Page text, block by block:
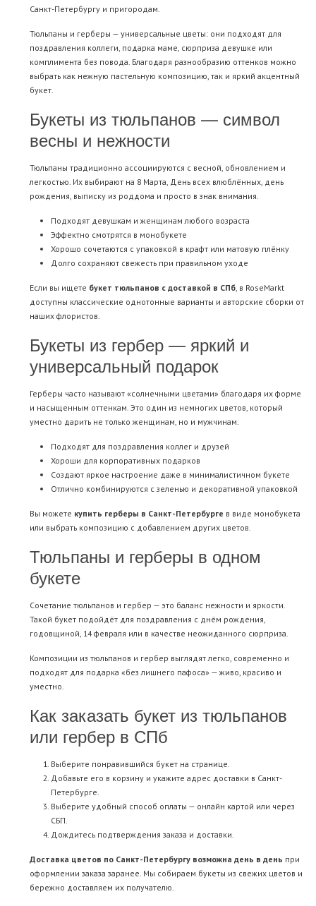
Санкт-Петербургу и пригородам.
Тюльпаны и герберы — универсальные цветы: они подходят для
поздравления коллеги, подарка маме, сюрприза девушке или
комплимента без повода. Благодаря разнообразию оттенков можно
выбрать как нежную пастельную композицию, так и яркий акцентный
букет.
Букеты из тюльпанов — символ
весны и нежности
Тюльпаны традиционно ассоциируются с весной, обновлением и
легкостью. Их выбирают на 8 Марта, День всех влюблённых, день
рождения, выписку из роддома и просто в знак внимания.
Подходят девушкам и женщинам любого возраста
Эффектно смотрятся в монобукете
Хорошо сочетаются с упаковкой в крафт или матовую плёнку
Долго сохраняют свежесть при правильном уходе
Если вы ищете букет тюльпанов с доставкой в СПб, в RoseMarkt
доступны классические однотонные варианты и авторские сборки от
наших флористов.
Букеты из гербер — яркий и
универсальный подарок
Герберы часто называют «солнечными цветами» благодаря их форме
и насыщенным оттенкам. Это один из немногих цветов, который
уместно дарить не только женщинам, но и мужчинам.
Подходят для поздравления коллег и друзей
Хороши для корпоративных подарков
Создают яркое настроение даже в минималистичном букете
Отлично комбинируются с зеленью и декоративной упаковкой
Вы можете купить герберы в Санкт-Петербурге в виде монобукета
или выбрать композицию с добавлением других цветов.
Тюльпаны и герберы в одном
букете
Сочетание тюльпанов и гербер — это баланс нежности и яркости.
Такой букет подойдёт для поздравления с днём рождения,
годовщиной, 14 февраля или в качестве неожиданного сюрприза.
Композиции из тюльпанов и гербер выглядят легко, современно и
подходят для подарка «без лишнего пафоса» — живо, красиво и
уместно.
Как заказать букет из тюльпанов
или гербер в СПб
Выберите понравившийся букет на странице.
Добавьте его в корзину и укажите адрес доставки в Санкт-
Петербурге.
Выберите удобный способ оплаты — онлайн картой или через
СБП.
Дождитесь подтверждения заказа и доставки.
Доставка цветов по Санкт-Петербургу возможна день в день при
оформлении заказа заранее. Мы собираем букеты из свежих цветов и
бережно доставляем их получателю.